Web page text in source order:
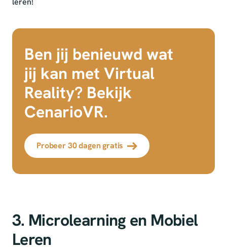
Ben jij benieuwd wat
jij kan met Virtual
Reality? Bekijk
CenarioVR.
Probeer 30 dagen gratis
3. Microlearning en Mobiel
Leren